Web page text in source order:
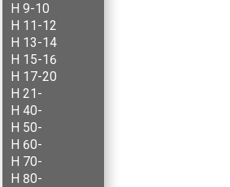
H 9-10
H 11-12
H 13-14
H 15-16
H 17-20
H 21-
H 40-
H 50-
H 60-
H 70-
H 80-